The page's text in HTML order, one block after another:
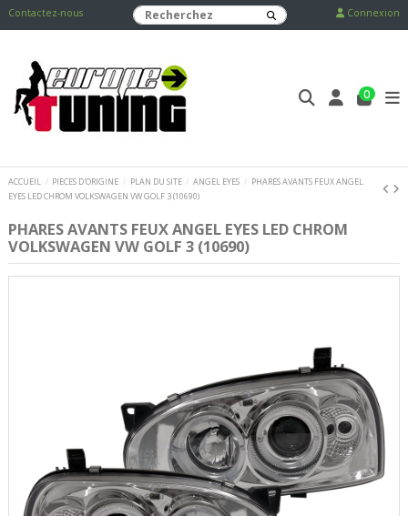
Contactez-nous Connexion
0
ACCUEIL PIECES D'ORIGINE PLAN DU SITE ANGEL EYES
PHARES AVANTS FEUX ANGEL
EYES LED CHROM VOLKSWAGEN VW GOLF 3 (10690)
PHARES AVANTS FEUX ANGEL EYES LED CHROM
VOLKSWAGEN VW GOLF 3 (10690)